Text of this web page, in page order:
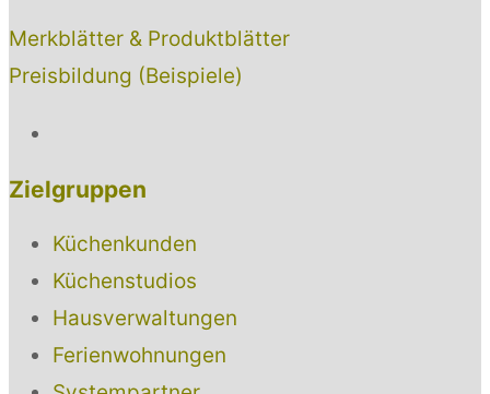
Merkblätter & Produktblätter
Preisbildung (Beispiele)
Zielgruppen
Küchenkunden
Küchenstudios
Hausverwaltungen
Ferienwohnungen